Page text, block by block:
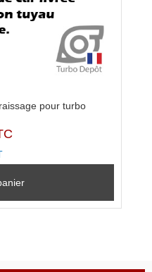
pour turbo